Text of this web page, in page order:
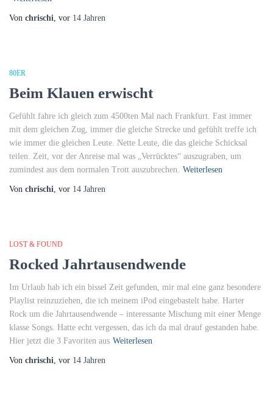
Von chrischi, vor 14 Jahren
80ER
Beim Klauen erwischt
Gefühlt fahre ich gleich zum 4500ten Mal nach Frankfurt. Fast immer
mit dem gleichen Zug, immer die gleiche Strecke und gefühlt treffe ich
wie immer die gleichen Leute. Nette Leute, die das gleiche Schicksal
teilen. Zeit, vor der Anreise mal was „Verrücktes“ auszugraben, um
zumindest aus dem normalen Trott auszubrechen. Weiterlesen
Von chrischi, vor 14 Jahren
LOST & FOUND
Rocked Jahrtausendwende
Im Urlaub hab ich ein bissel Zeit gefunden, mir mal eine ganz besondere
Playlist reinzuziehen, die ich meinem iPod eingebastelt habe. Harter
Rock um die Jahrtausendwende – interessante Mischung mit einer Menge
klasse Songs. Hatte echt vergessen, das ich da mal drauf gestanden habe.
Hier jetzt die 3 Favoriten aus Weiterlesen
Von chrischi, vor 14 Jahren